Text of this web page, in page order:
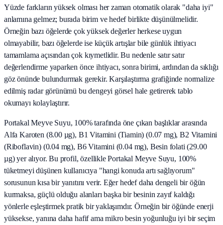
Yüzde farkların yüksek olması her zaman otomatik olarak "daha iyi"
anlamına gelmez; burada birim ve hedef birlikte düşünülmelidir.
Örneğin bazı öğelerde çok yüksek değerler herkese uygun
olmayabilir, bazı öğelerde ise küçük artışlar bile günlük ihtiyacı
tamamlama açısından çok kıymetlidir. Bu nedenle satır satır
değerlendirme yaparken önce ihtiyacı, sonra birimi, ardından da sıklığı
göz önünde bulundurmak gerekir. Karşılaştırma grafiğinde normalize
edilmiş radar görünümü bu dengeyi görsel hale getirerek tablo
okumayı kolaylaştırır.
Portakal Meyve Suyu, 100% tarafında öne çıkan başlıklar arasında
Alfa Karoten (8.00 µg), B1 Vitamini (Tiamin) (0.07 mg), B2 Vitamini
(Riboflavin) (0.04 mg), B6 Vitamini (0.04 mg), Besin folati (29.00
µg) yer alıyor. Bu profil, özellikle Portakal Meyve Suyu, 100%
tüketmeyi düşünen kullanıcıya "hangi konuda artı sağlıyorum"
sorusunun kısa bir yanıtını verir. Eğer hedef daha dengeli bir öğün
kurmaksa, güçlü olduğu alanları başka bir besinin zayıf kaldığı
yönlerle eşleştirmek pratik bir yaklaşımdır. Örneğin bir öğünde enerji
yüksekse, yanına daha hafif ama mikro besin yoğunluğu iyi bir seçim